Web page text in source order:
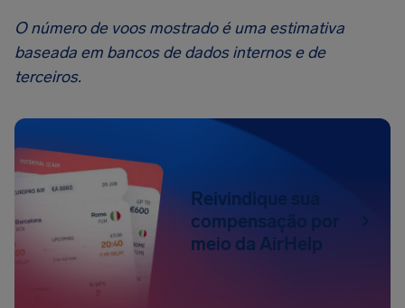
O número de voos mostrado é uma estimativa
baseada em bancos de dados internos e de
terceiros.
Reivindique sua
compensação por
meio da AirHelp